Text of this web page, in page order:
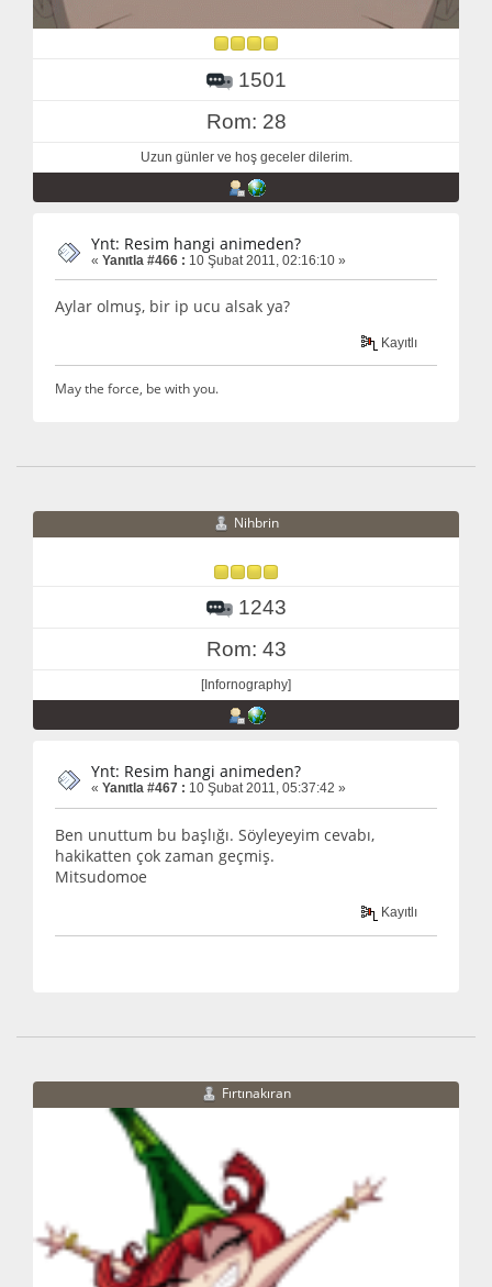
1501
Rom: 28
Uzun günler ve hoş geceler dilerim.
Ynt: Resim hangi animeden?
« Yanıtla #466 : 10 Şubat 2011, 02:16:10 »
Aylar olmuş, bir ip ucu alsak ya?
Kayıtlı
May the force, be with you.
Nihbrin
1243
Rom: 43
[Infornography]
Ynt: Resim hangi animeden?
« Yanıtla #467 : 10 Şubat 2011, 05:37:42 »
Ben unuttum bu başlığı. Söyleyeyim cevabı,
hakikatten çok zaman geçmiş.
Mitsudomoe
Kayıtlı
Fırtınakıran